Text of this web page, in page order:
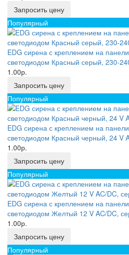
Запросить цену
Популярный
EDG сирена с креплением на
светодиодом Красный серый, 230-
1.00р.
Запросить цену
Популярный
EDG сирена с креплением на
светодиодом Красный черный, 24 V
1.00р.
Запросить цену
Популярный
EDG сирена с креплением на
светодиодом Желтый 12 V AC/DC,
1.00р.
Запросить цену
Популярный